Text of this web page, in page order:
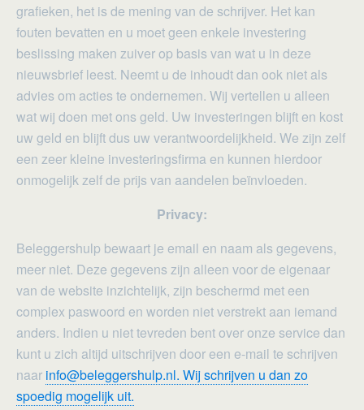
grafieken, het is de mening van de schrijver. Het kan
fouten bevatten en u moet geen enkele investering
beslissing maken zuiver op basis van wat u in deze
nieuwsbrief leest. Neemt u de inhoudt dan ook niet als
advies om acties te ondernemen. Wij vertellen u alleen
wat wij doen met ons geld. Uw investeringen blijft en kost
uw geld en blijft dus uw verantwoordelijkheid. We zijn zelf
een zeer kleine investeringsfirma en kunnen hierdoor
onmogelijk zelf de prijs van aandelen beïnvloeden.
Privacy:
Beleggershulp bewaart je email en naam als gegevens,
meer niet. Deze gegevens zijn alleen voor de eigenaar
van de website inzichtelijk, zijn beschermd met een
complex paswoord en worden niet verstrekt aan iemand
anders. Indien u niet tevreden bent over onze service dan
kunt u zich altijd uitschrijven door een e-mail te schrijven
naar info@beleggershulp.nl. Wij schrijven u dan zo
spoedig mogelijk uit.